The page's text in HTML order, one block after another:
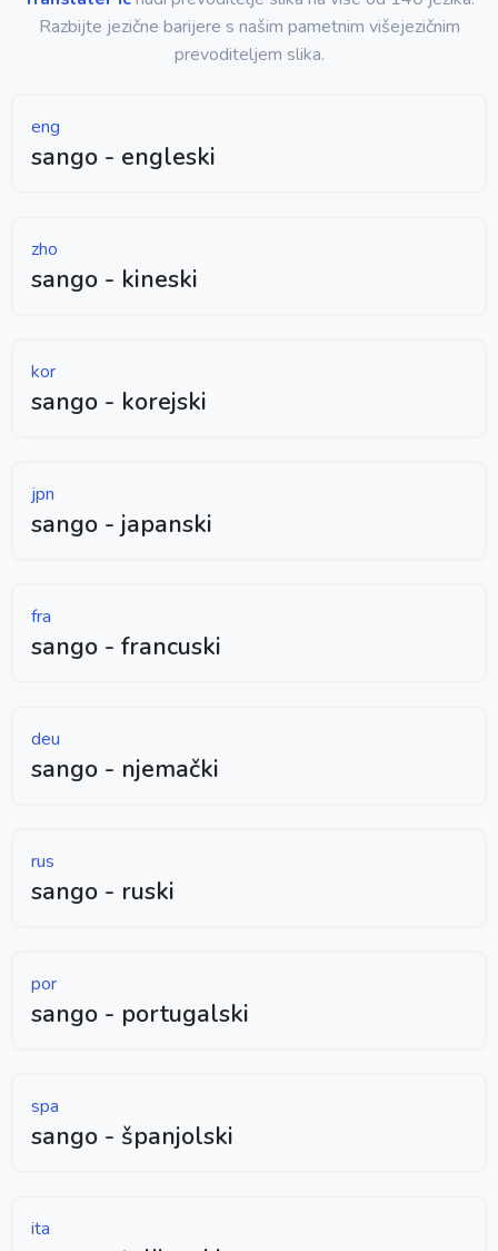
Razbijte jezične barijere s našim pametnim višejezičnim
prevoditeljem slika.
eng
sango - engleski
zho
sango - kineski
kor
sango - korejski
jpn
sango - japanski
fra
sango - francuski
deu
sango - njemački
rus
sango - ruski
por
sango - portugalski
spa
sango - španjolski
ita